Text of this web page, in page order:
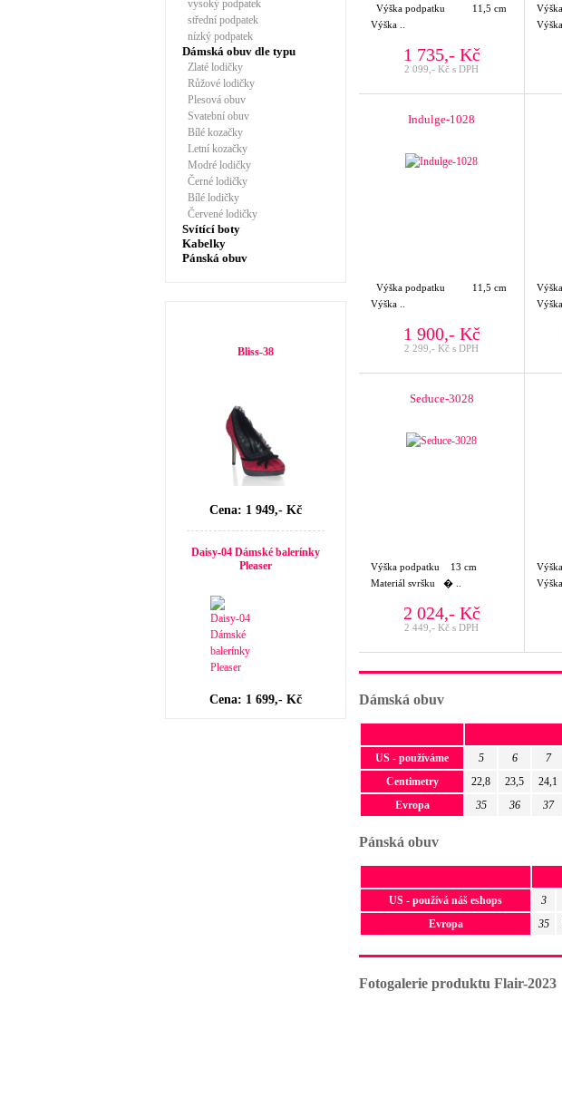
vysoký podpatek
střední podpatek
nízký podpatek
Dámská obuv dle typu
Zlaté lodičky
Růžové lodičky
Plesová obuv
Svatební obuv
Bílé kozačky
Letní kozačky
Modré lodičky
Černé lodičky
Bílé lodičky
Červené lodičky
Svítící boty
Kabelky
Pánská obuv
Bliss-38
Cena: 1 949,- Kč
Daisy-04 Dámské balerínky
Pleaser
Cena: 1 699,- Kč
Výška podpatku 11,5 cm
Výška ..
1 735,- Kč
2 099,- Kč s DPH
Výška
Indulge-1028
Výška podpatku 11,5 cm
Výška ..
1 900,- Kč
2 299,- Kč s DPH
Výška
Seduce-3028
Výška podpatku 13 cm
Materiál svršku � ..
2 024,- Kč
2 449,- Kč s DPH
Výška
Dámská obuv
US - používáme
5 6 7
Centimetry
22,8 23,5 24,1
Evropa
35 36 37
Pánská obuv
US - používá náš eshops
3
Evropa
35
Fotogalerie produktu Flair-2023